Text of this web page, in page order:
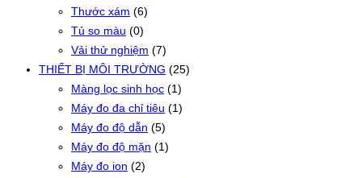
Thước xám (6)
Tủ so màu (0)
Vải thử nghiệm (7)
THIẾT BỊ MÔI TRƯỜNG (25)
Màng lọc sinh học (1)
Máy đo đa chỉ tiêu (1)
Máy đo độ dẫn (5)
Máy đo độ mặn (1)
Máy đo ion (2)